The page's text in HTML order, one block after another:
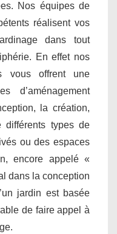
Nos équipes de
réalisent vos
dans tout
En effet nos
vous offrent une
d’aménagement
la création,
différents types de
ou des espaces
encore appelé «
dans la conception
jardin est basée
de faire appel à